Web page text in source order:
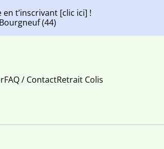
t’inscrivant [clic ici] !
(44)
FAQ / ContactRetrait Colis